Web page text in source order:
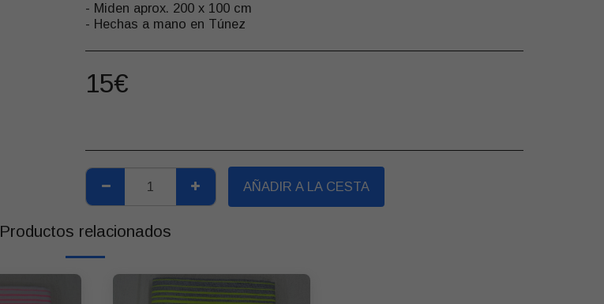
- Miden aprox. 200 x 100 cm
- Hechas a mano en Túnez
15€
AÑADIR A LA CESTA
Productos relacionados